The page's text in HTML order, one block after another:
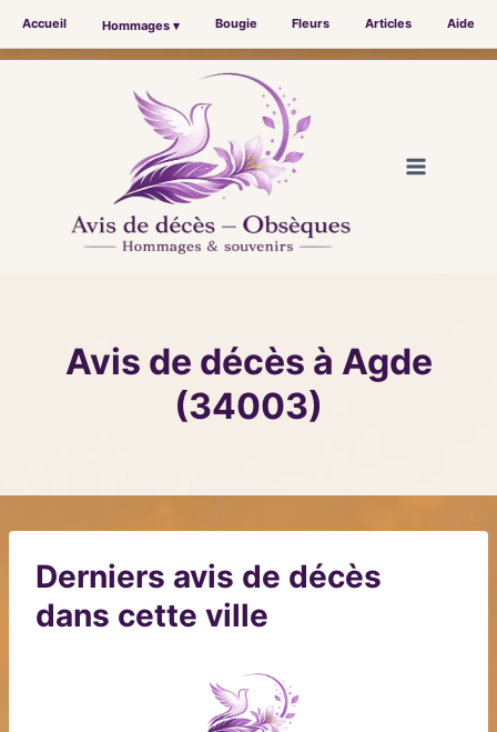
Accueil Hommages ▾ Bougie Fleurs Articles Aide
Avis de décès à Agde
(34003)
Derniers avis de décès
dans cette ville